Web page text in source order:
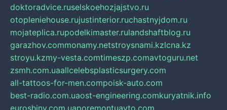
doktoradvice.ruselskoehozjajstvo.ru
otopleniehouse.rujustinterior.ruchastnyjdom.ru
mojateplica.rupodelkimaster.rulandshaftblog.ru
garazhov.commonamy.netstroysnami.kzlcna.kz
stroyu.kzmy-vesta.comtimeszp.comavtoguru.net
zsmh.com.uaallcelebsplasticsurgery.com
all-tattoos-for-men.compoisk-auto.com
best-radio.com.uaost-engineering.comkuryatnik.info
euroshiny.com.uaporemontuavto.com